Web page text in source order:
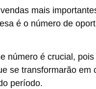
mais
é o número de
número é crucial,
se transformarão em
período.